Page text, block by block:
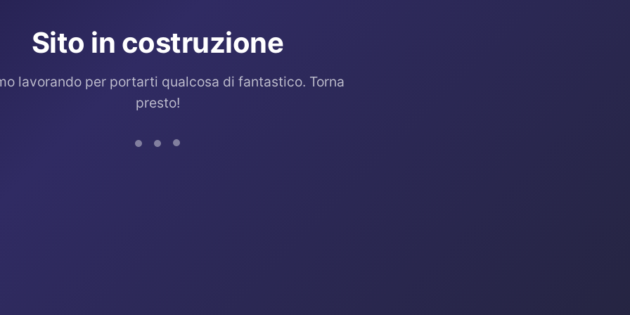
Sito in costruzione
lavorando per portarti qualcosa di fantastico. Torna
presto!